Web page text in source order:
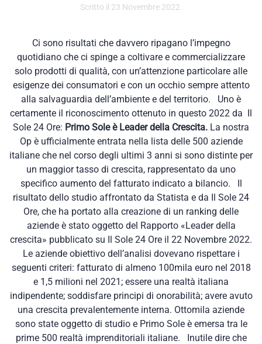
Scritto il 23 Novembre 2022
Ci sono risultati che davvero ripagano l’impegno
quotidiano che ci spinge a coltivare e commercializzare
solo prodotti di qualità, con un’attenzione particolare alle
esigenze dei consumatori e con un occhio sempre attento
alla salvaguardia dell’ambiente e del territorio. Uno è
certamente il riconoscimento ottenuto in questo 2022 da Il
Sole 24 Ore: Primo Sole è Leader della Crescita. La nostra
Op è ufficialmente entrata nella lista delle 500 aziende
italiane che nel corso degli ultimi 3 anni si sono distinte per
un maggior tasso di crescita, rappresentato da uno
specifico aumento del fatturato indicato a bilancio. Il
risultato dello studio affrontato da Statista e da Il Sole 24
Ore, che ha portato alla creazione di un ranking delle
aziende è stato oggetto del Rapporto «Leader della
crescita» pubblicato su Il Sole 24 Ore il 22 Novembre 2022.
Le aziende obiettivo dell’analisi dovevano rispettare i
seguenti criteri: fatturato di almeno 100mila euro nel 2018
e 1,5 milioni nel 2021; essere una realtà italiana
indipendente; soddisfare principi di onorabilità; avere avuto
una crescita prevalentemente interna. Ottomila aziende
sono state oggetto di studio e Primo Sole è emersa tra le
prime 500 realtà imprenditoriali italiane. Inutile dire che